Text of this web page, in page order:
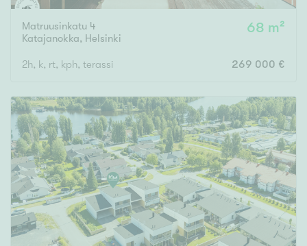
Matruusinkatu 4
Katajanokka, Helsinki
68 m²
2h, k, rt, kph, terassi 269 000 €